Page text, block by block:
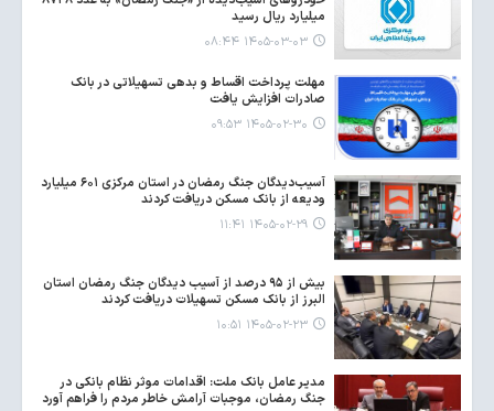
میلیارد ریال رسید
۱۴۰۵-۰۳-۰۳ ۰۸:۴۴
مهلت پرداخت اقساط و بدهی تسهیلاتی در بانک
صادرات افزایش یافت
۱۴۰۵-۰۲-۳۰ ۰۹:۵۳
آسیب‌دیدگان جنگ رمضان در استان مرکزی ۶۰۱ میلیارد
ودیعه از بانک مسکن دریافت کردند
۱۴۰۵-۰۲-۲۹ ۱۱:۴۱
بیش از ۹۵ درصد از آسیب دیدگان جنگ رمضان استان
البرز از بانک مسکن تسهیلات دریافت کردند
۱۴۰۵-۰۲-۲۳ ۱۰:۵۱
مدیر عامل بانک ملت: اقدامات موثر نظام بانکی در
جنگ رمضان، موجبات آرامش خاطر مردم را فراهم آورد